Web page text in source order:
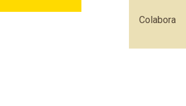
Colabora